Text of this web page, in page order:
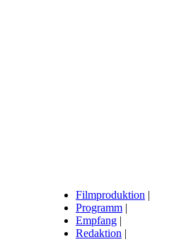
Filmproduktion |
Programm |
Empfang |
Redaktion |